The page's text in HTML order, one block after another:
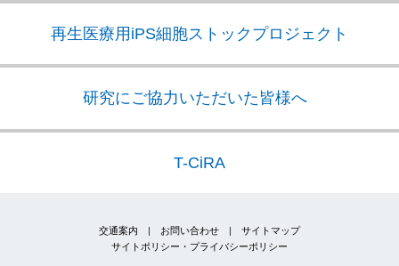
再生医療用iPS細胞ストックプロジェクト
研究にご協力いただいた皆様へ
T-CiRA
交通案内 | お問い合わせ | サイトマップ
サイトポリシー・プライバシーポリシー